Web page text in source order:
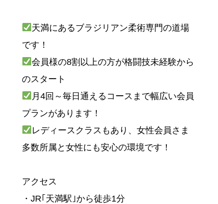
天満にあるブラジリアン柔術専門の道場
です！
会員様の8割以上の方が格闘技未経験から
のスタート
月4回～毎日通えるコースまで幅広い会員
プランがあります！
レディースクラスもあり、女性会員さま
多数所属と女性にも安心の環境です！
アクセス
・JR｢天満駅｣から徒歩1分